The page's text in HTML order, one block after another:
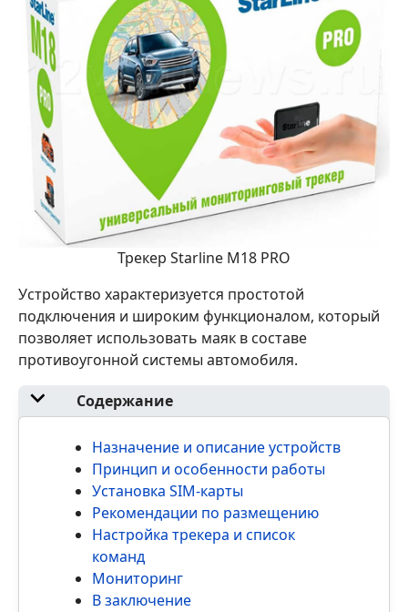
Трекер Starline M18 PRO
Устройство характеризуется простотой
подключения и широким функционалом, который
позволяет использовать маяк в составе
противоугонной системы автомобиля.
Содержание
Назначение и описание устройств
Принцип и особенности работы
Установка SIM-карты
Рекомендации по размещению
Настройка трекера и список
команд
Мониторинг
В заключение